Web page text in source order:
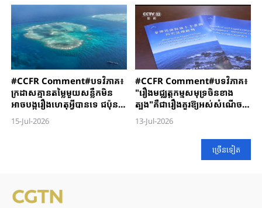
#CCFR​ Comment#​បទវិភាគ៖
ក្រដាសគ្មានតម្លៃមួយសន្លឹកមិន​
អាច​បង្ករឿង​ហេតុអ្វីបានទេ ជប៉ុន​
គួរ​បញ្ឈប់បង្ករឿងនៅសមុទ្រចិន
ខាងត្បូងឥឡូវនេះ
15-Jul-2026
#CCFR ​Comment#បទវិភាគ​៖​
"រឿង​មជ្ឈត្តកម្ម​សមុទ្រ​ចិនខាង​
ត្បូង"គឺ​ជា​រឿង​គួរ​ឱ្យ​អស់​សំ​ណើ​ច​៖
តើក្រដាស​ឥត​បាន​ការ​មួយសន្លឹក​
អាច​ធ្វើ​ឱ្យ​រង្គោះ​រង្គើអធិបតេយ្យភាព​
13-Jul-2026
ច្រើនទៀត